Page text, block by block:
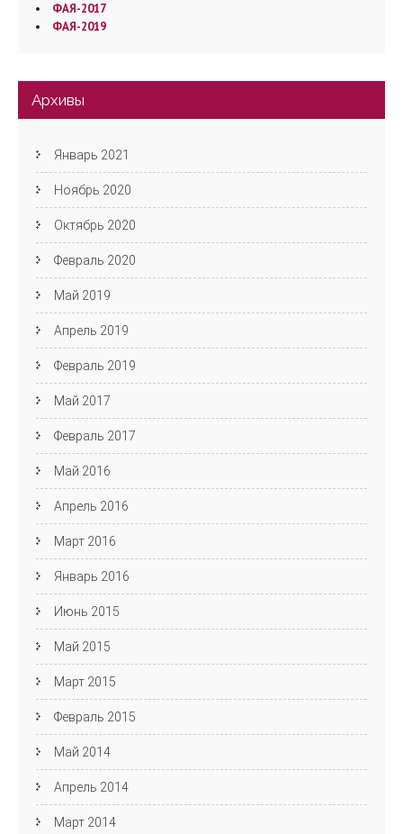
ФАЯ-2017
ФАЯ-2019
Архивы
Январь 2021
Ноябрь 2020
Октябрь 2020
Февраль 2020
Май 2019
Апрель 2019
Февраль 2019
Май 2017
Февраль 2017
Май 2016
Апрель 2016
Март 2016
Январь 2016
Июнь 2015
Май 2015
Март 2015
Февраль 2015
Май 2014
Апрель 2014
Март 2014